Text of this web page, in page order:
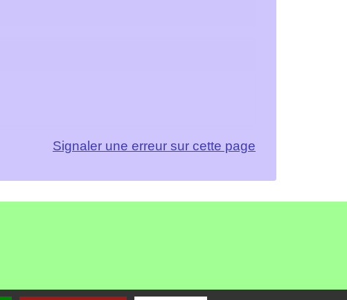
Signaler une erreur sur cette page